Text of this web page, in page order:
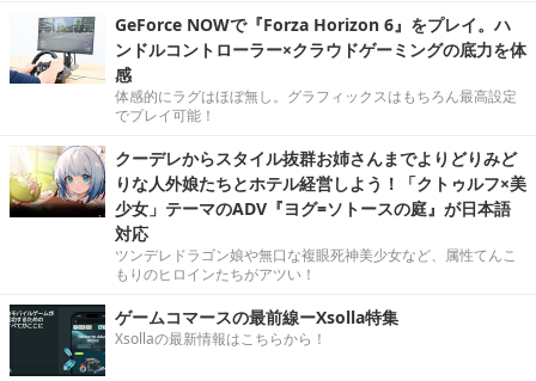
GeForce NOWで『Forza Horizon 6』をプレイ。ハ
ンドルコントローラー×クラウドゲーミングの底力を体
感
体感的にラグはほぼ無し。グラフィックスはもちろん最高設定
でプレイ可能！
クーデレからスタイル抜群お姉さんまでよりどりみど
りな人外娘たちとホテル経営しよう！「クトゥルフ×美
少女」テーマのADV『ヨグ=ソトースの庭』が日本語
対応
ツンデレドラゴン娘や無口な複眼死神美少女など、属性てんこ
もりのヒロインたちがアツい！
ゲームコマースの最前線ーXsolla特集
Xsollaの最新情報はこちらから！